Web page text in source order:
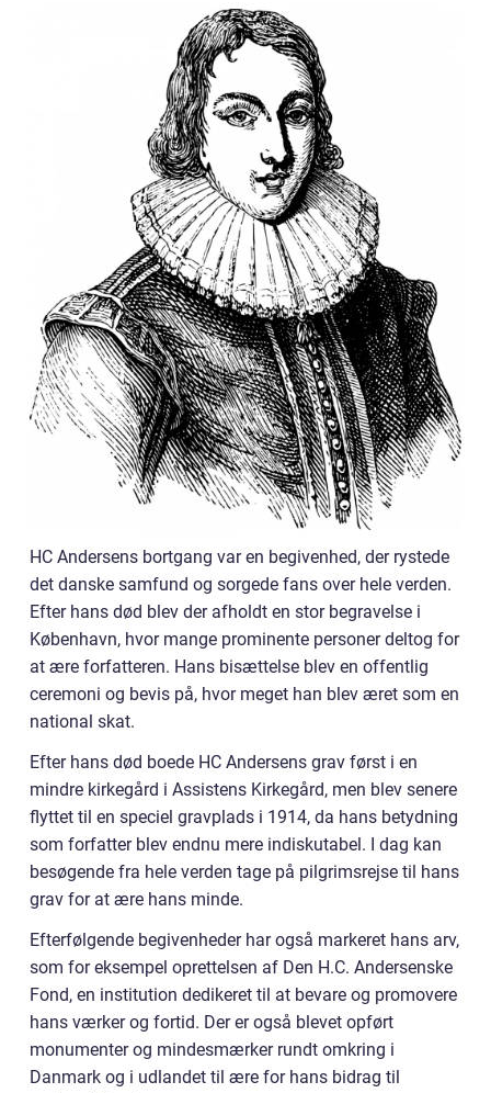
HC Andersens bortgang var en begivenhed, der rystede
det danske samfund og sorgede fans over hele verden.
Efter hans død blev der afholdt en stor begravelse i
København, hvor mange prominente personer deltog for
at ære forfatteren. Hans bisættelse blev en offentlig
ceremoni og bevis på, hvor meget han blev æret som en
national skat.
Efter hans død boede HC Andersens grav først i en
mindre kirkegård i Assistens Kirkegård, men blev senere
flyttet til en speciel gravplads i 1914, da hans betydning
som forfatter blev endnu mere indiskutabel. I dag kan
besøgende fra hele verden tage på pilgrimsrejse til hans
grav for at ære hans minde.
Efterfølgende begivenheder har også markeret hans arv,
som for eksempel oprettelsen af Den H.C. Andersenske
Fond, en institution dedikeret til at bevare og promovere
hans værker og fortid. Der er også blevet opført
monumenter og mindesmærker rundt omkring i
Danmark og i udlandet til ære for hans bidrag til